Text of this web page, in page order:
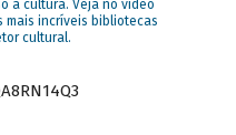
à cultura. Veja no vídeo
mais incríveis bibliotecas
cultural.